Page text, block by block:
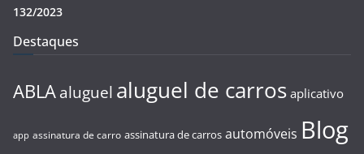
132/2023
Destaques
ABLA aluguel aluguel de carros aplicativo
app assinatura de carro assinatura de carros automóveis Blog